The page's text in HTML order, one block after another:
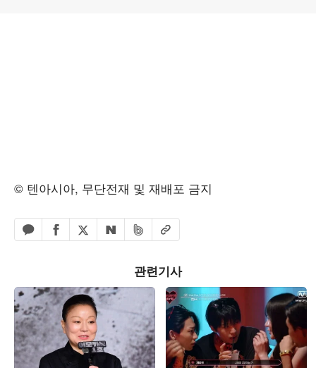
© 텐아시아, 무단전재 및 재배포 금지
카카오톡 공유하기
페이스북 공유하기
엑스 공유하기
네이버 공유하기
밴드 공유하기
URL복사
관련기사